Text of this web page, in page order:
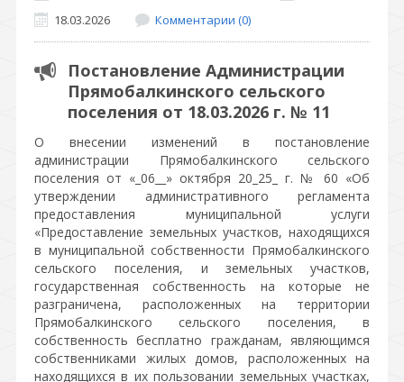
18.03.2026
Комментарии (0)
Постановление Администрации
Прямобалкинского сельского
поселения от 18.03.2026 г. № 11
О внесении изменений в постановление
администрации Прямобалкинского сельского
поселения от «_06__» октября 20_25_ г. № 60 «Об
утверждении административного регламента
предоставления муниципальной услуги
«Предоставление земельных участков, находящихся
в муниципальной собственности Прямобалкинского
сельского поселения, и земельных участков,
государственная собственность на которые не
разграничена, расположенных на территории
Прямобалкинского сельского поселения, в
собственность бесплатно гражданам, являющимся
собственниками жилых домов, расположенных на
находящихся в их пользовании земельных участках,